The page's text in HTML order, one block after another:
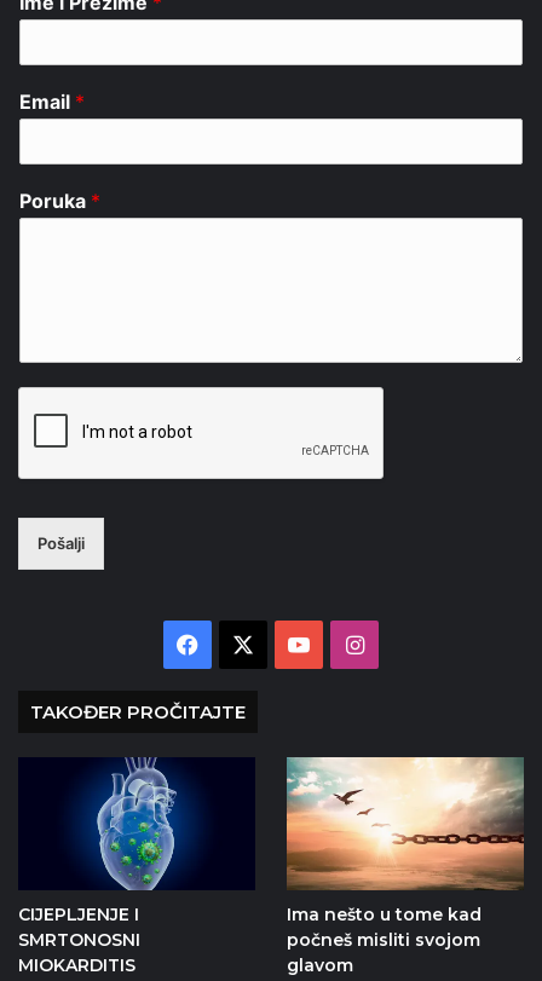
Email *
Poruka *
Pošalji
Facebook YouTubeInstagram
TAKOĐER PROČITAJTE
CIJEPLJENJE I
SMRTONOSNI
MIOKARDITIS
Ima nešto u tome kad
počneš misliti svojom
glavom